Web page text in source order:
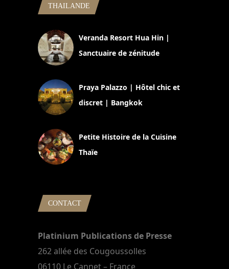
THAILANDE
Veranda Resort Hua Hin |
Sanctuaire de zénitude
Praya Palazzo | Hôtel chic et
discret | Bangkok
Petite Histoire de la Cuisine
Thaïe
CONTACT
Platinium Publications de Presse
262 allée des Cougoussolles
06110 Le Cannet – France